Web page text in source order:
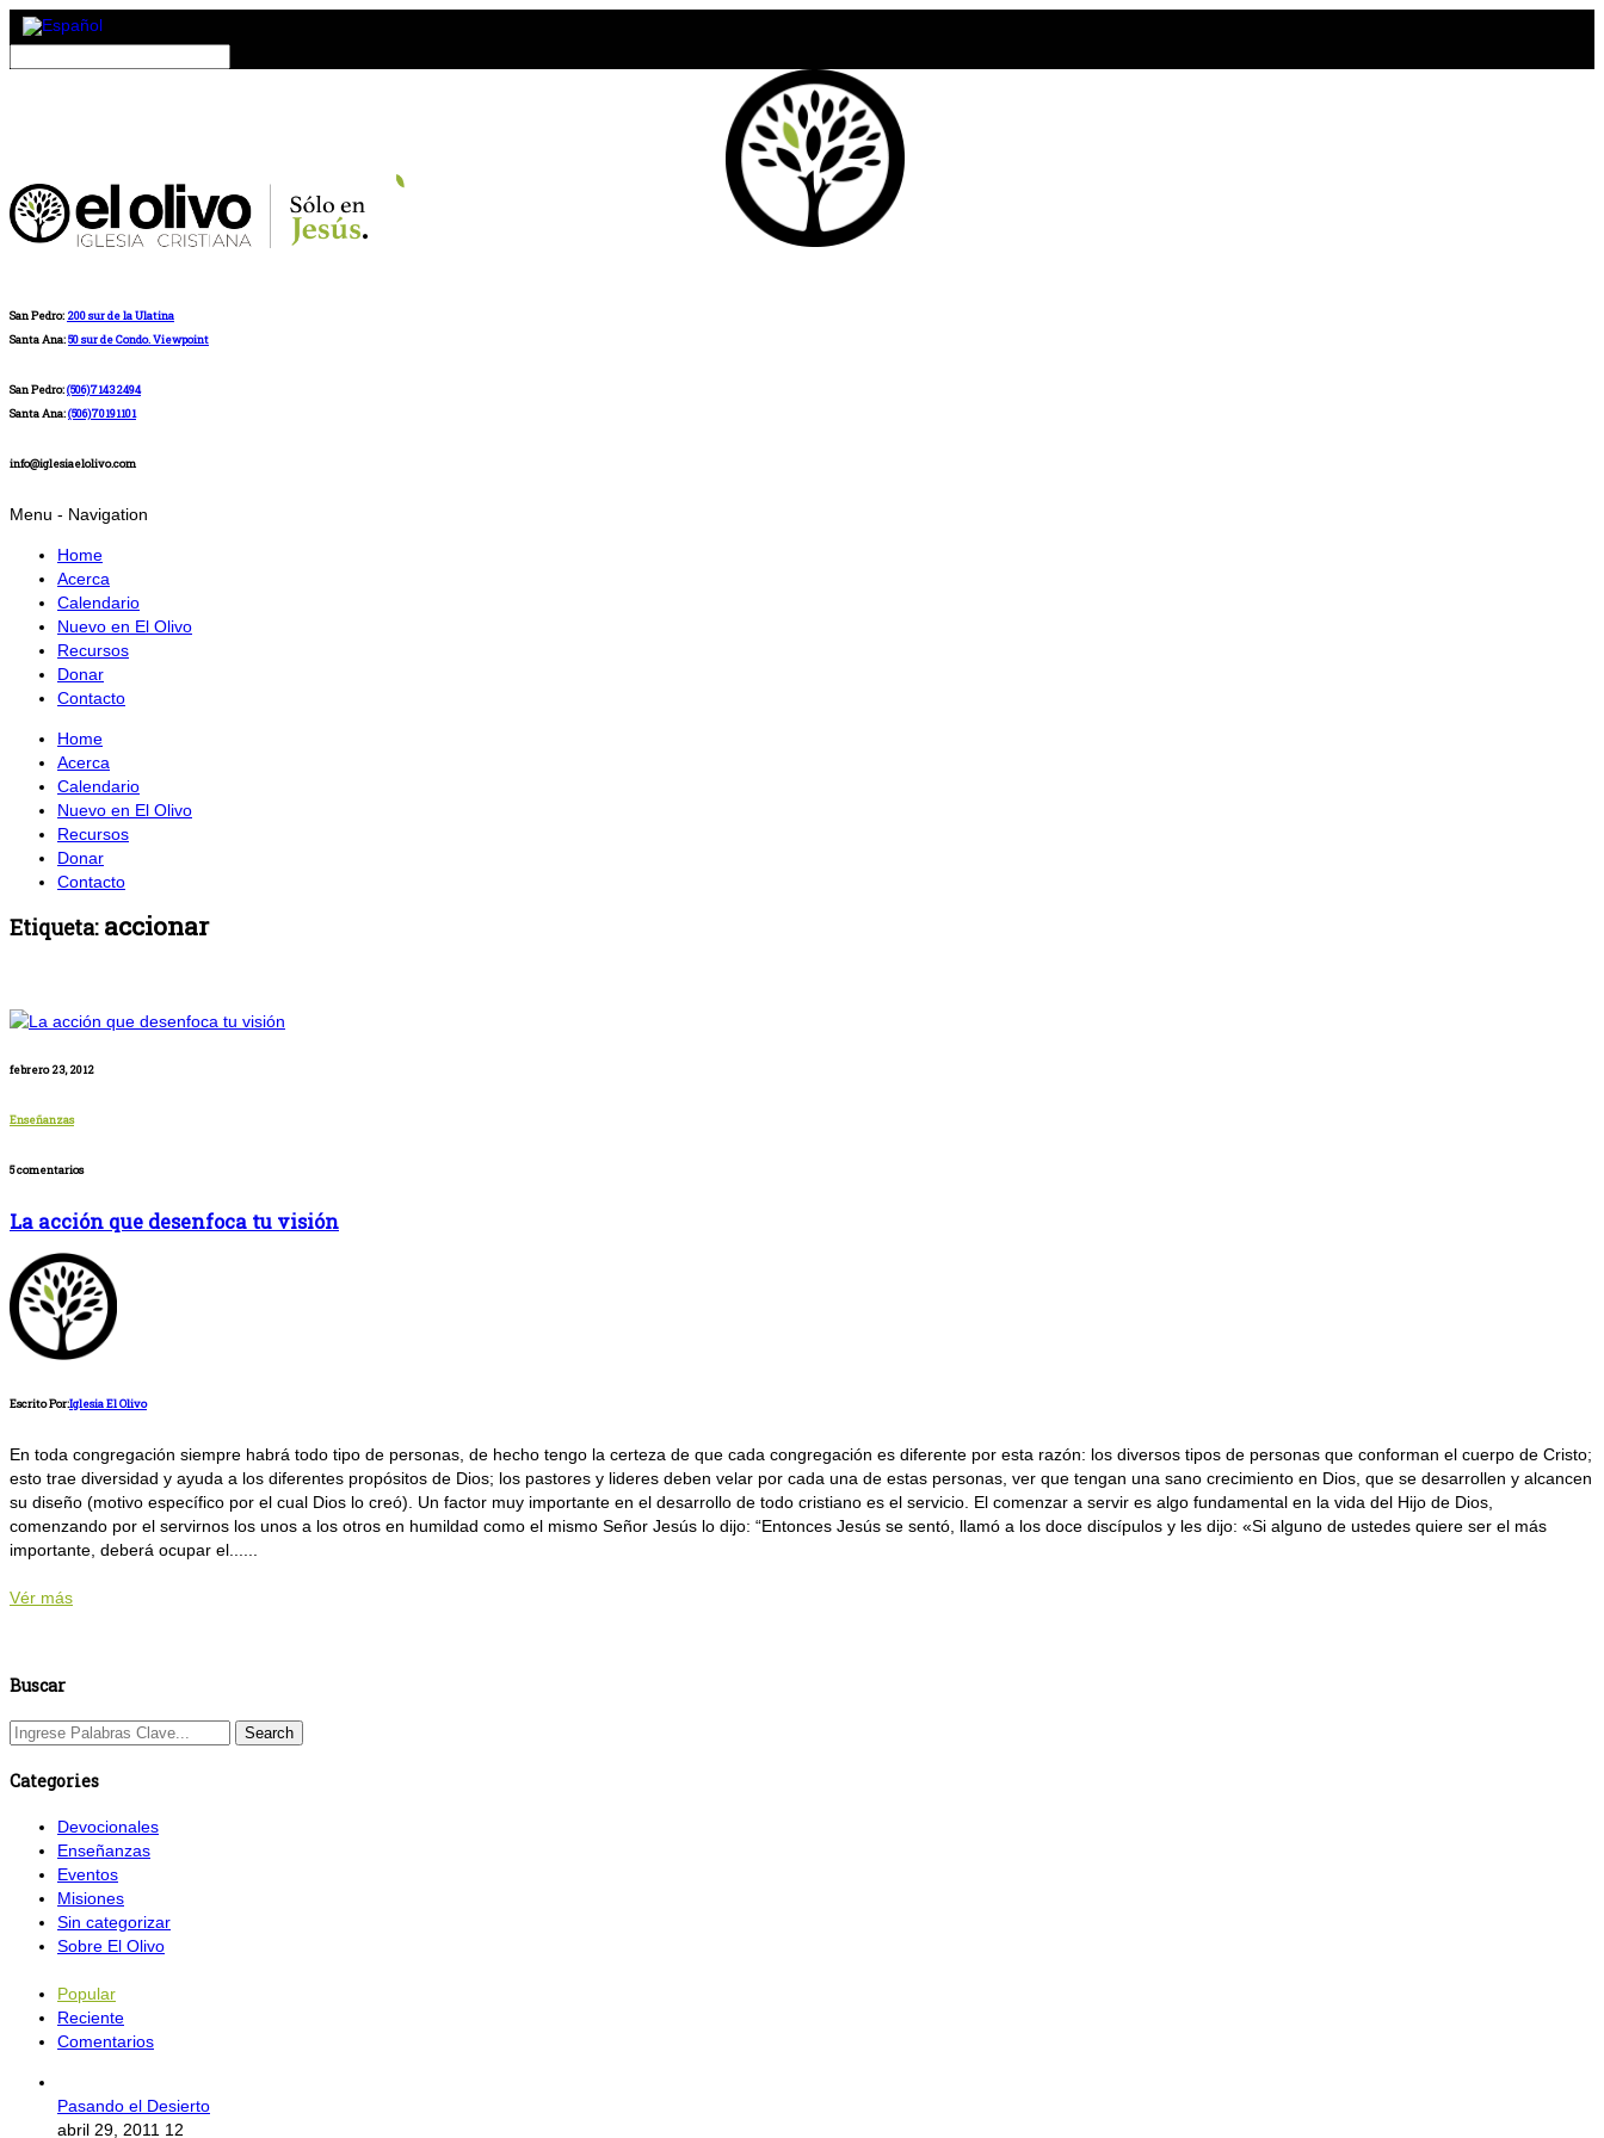
San Pedro: 200 sur de la Ulatina
Santa Ana:50 sur de Condo. Viewpoint
San Pedro:(506)71432494
Santa Ana:(506)70191101
info@iglesiaelolivo.com
Menu - Navigation
Home
Acerca
Calendario
Nuevo en El Olivo
Recursos
Donar
Contacto
Home
Acerca
Calendario
Nuevo en El Olivo
Recursos
Donar
Contacto
Etiqueta:accionar
febrero 23, 2012
Enseñanzas
5 comentarios
La acción que desenfoca tu visión
Escrito Por:Iglesia El Olivo
En toda congregación siempre habrá todo tipo de personas, de hecho tengo la certeza de que cada congregación es diferente por esta razón: los diversos tipos de personas que conforman el cuerpo de Cristo;
esto trae diversidad y ayuda a los diferentes propósitos de Dios; los pastores y lideres deben velar por cada una de estas personas, ver que tengan una sano crecimiento en Dios, que se desarrollen y alcancen
su diseño (motivo específico por el cual Dios lo creó). Un factor muy importante en el desarrollo de todo cristiano es el servicio. El comenzar a servir es algo fundamental en la vida del Hijo de Dios,
comenzando por el servirnos los unos a los otros en humildad como el mismo Señor Jesús lo dijo: “Entonces Jesús se sentó, llamó a los doce discípulos y les dijo: «Si alguno de ustedes quiere ser el más
importante, deberá ocupar el......
Vér más
Buscar
Categories
Devocionales
Enseñanzas
Eventos
Misiones
Sin categorizar
Sobre El Olivo
Popular
Reciente
Comentarios
Pasando el Desierto
abril 29, 2011 12